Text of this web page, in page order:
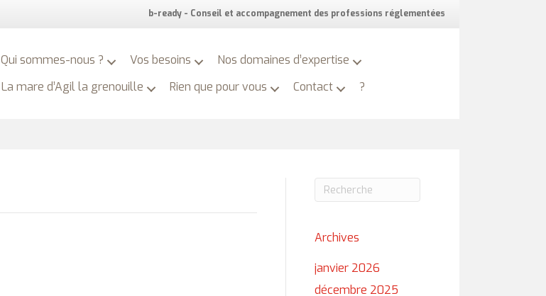
b-ready - Conseil et accompagnement des professions réglementées
Qui sommes-nous ? Vos besoins
Nos domaines d’expertise
La mare d’Agil la grenouille
Rien que pour vous Contact ?
Archives
janvier 2026
décembre 2025